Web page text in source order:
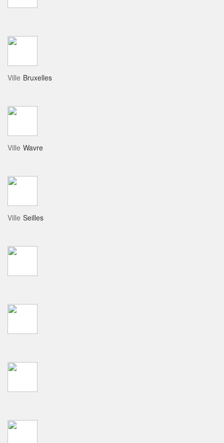
Ville Bruxelles
Ville Wavre
Ville Seilles